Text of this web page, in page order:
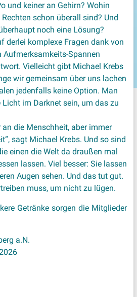
und keiner an Gehirn? Wohin
schon überall sind? Und
noch eine Lösung?
derlei komplexe Fragen dank von
Aufmerksamkeits-Spannen
Vielleicht gibt Michael Krebs
wir gemeinsam über uns lachen
jedenfalls keine Option. Man
im Darknet sein, um das zu
die Menschheit, aber immer
sagt Michael Krebs. Und so sind
einen die Welt da draußen mal
lassen. Viel besser: Sie lassen
Augen sehen. Und das tut gut.
muss, um nicht zu lügen.
Getränke sorgen die Mitglieder
a.N.